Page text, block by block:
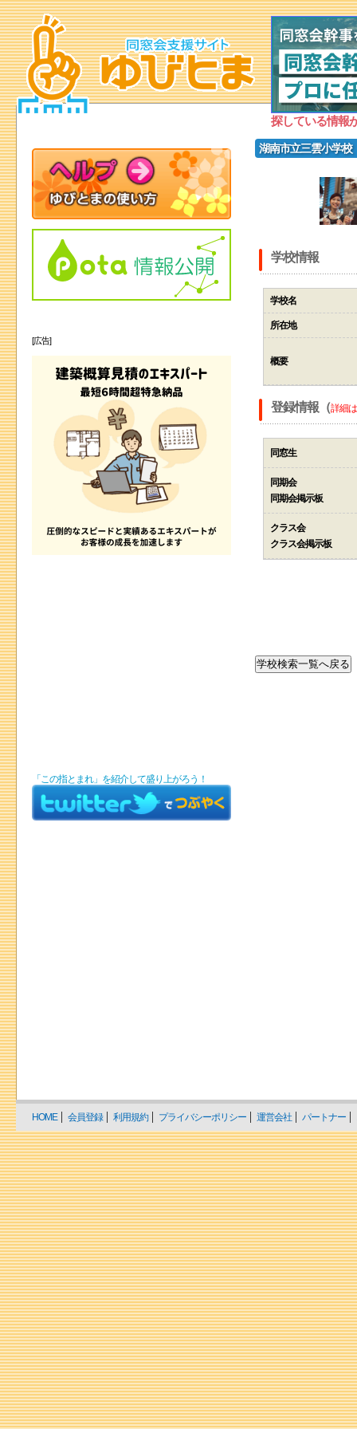
探している情報
湖南市立三雲小学校
学校情報
学校名
所在地
概要
登録情報（詳細
同窓生
同期会
同期会掲示板
クラス会
クラス会掲示板
[広告]
「この指とまれ」を紹介して盛り上がろう！
HOME 会員登録 利用規約 プライバシーポリシー 運営会社 パートナー